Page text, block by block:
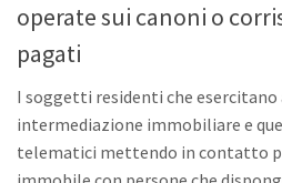
operate sui canoni o
pagati
I soggetti residenti che
intermediazione immobiliare e
telematici mettendo in contatto